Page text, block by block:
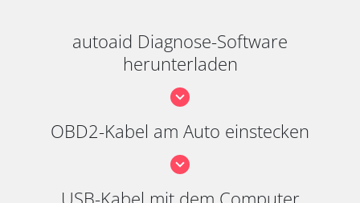
autoaid Diagnose-Software
herunterladen
OBD2-Kabel am Auto einstecken